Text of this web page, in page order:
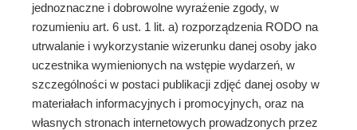
jednoznaczne i dobrowolne wyrażenie zgody, w
rozumieniu art. 6 ust. 1 lit. a) rozporządzenia RODO na
utrwalanie i wykorzystanie wizerunku danej osoby jako
uczestnika wymienionych na wstępie wydarzeń, w
szczególności w postaci publikacji zdjęć danej osoby w
materiałach informacyjnych i promocyjnych, oraz na
własnych stronach internetowych prowadzonych przez